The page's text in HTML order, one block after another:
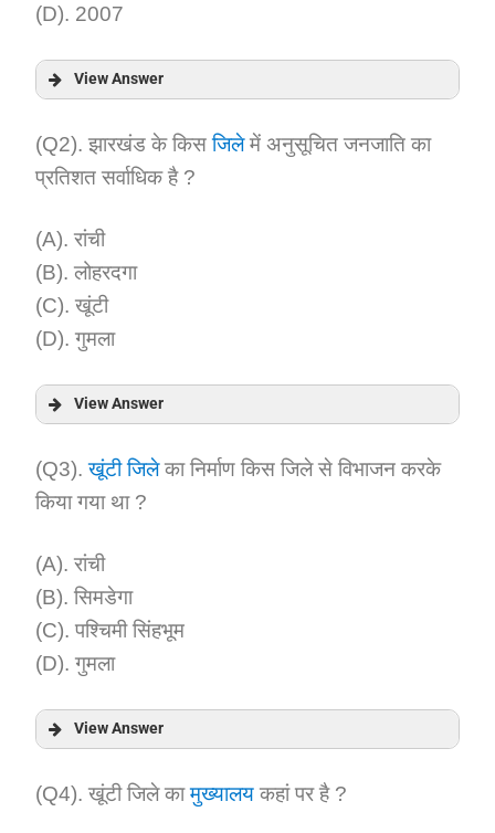
(D). 2007
View Answer
Answer:
(Q2). झारखंड के किसजिलेमें अनुसूचित जनजाति का
प्रतिशत सर्वाधिक है ?
(A). रांची
(B). लोहरदगा
(C). खूंटी
(D). गुमला
View Answer
Answer:
(Q3).खूंटी जिलेका निर्माण किस जिले से विभाजन करके
किया गया था ?
(A). रांची
(B). सिमडेगा
(C). पश्चिमी सिंहभूम
(D). गुमला
View Answer
Answer:
(Q4). खूंटी जिले कामुख्यालय कहां पर है ?